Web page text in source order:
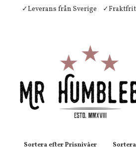
✓Leverans från Sverige
Sortera efter Prisnivåer